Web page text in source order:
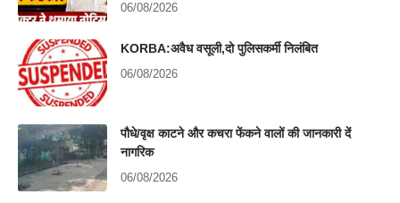
06/08/2026
KORBA:अवैध वसूली,दो पुलिसकर्मी निलंबित
06/08/2026
पौधे/वृक्ष काटने और कचरा फेंकने वालों की जानकारी दें
नागरिक
06/08/2026